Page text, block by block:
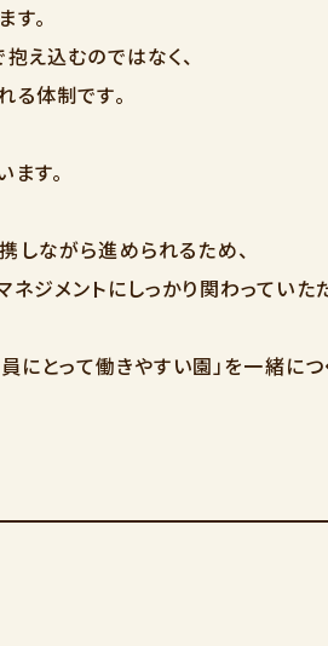
。
え込むのではなく、
体制です。
す。
ながら進められるため、
ジメントにしっかり関わっていた
にとって働きやすい園」を一緒につ